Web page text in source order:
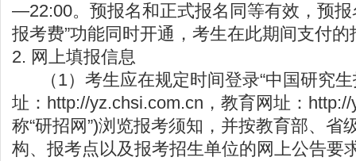
—22:00。预报名和正式报名同等有效，预报
报考费”功能同时开通，考生在此期间支付
2. 网上填报信息
（1）考生应在规定时间登录“中国研究生
址： http://yz.chsi.com.cn ，教育网址：
称“研招网”)浏览报考须知，并按教育部、省
构、报考点以及报考招生单位的网上公告要